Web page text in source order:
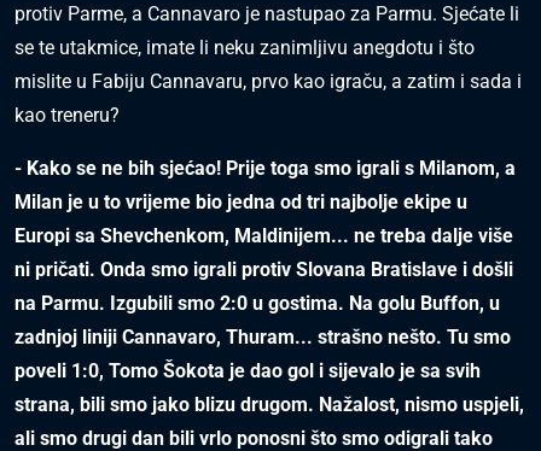
protiv Parme, a Cannavaro je nastupao za Parmu. Sjećate li
se te utakmice, imate li neku zanimljivu anegdotu i što
mislite u Fabiju Cannavaru, prvo kao igraču, a zatim i sada i
kao treneru?
- Kako se ne bih sjećao! Prije toga smo igrali s Milanom, a
Milan je u to vrijeme bio jedna od tri najbolje ekipe u
Europi sa Shevchenkom, Maldinijem... ne treba dalje više
ni pričati. Onda smo igrali protiv Slovana Bratislave i došli
na Parmu. Izgubili smo 2:0 u gostima. Na golu Buffon, u
zadnjoj liniji Cannavaro, Thuram... strašno nešto. Tu smo
poveli 1:0, Tomo Šokota je dao gol i sijevalo je sa svih
strana, bili smo jako blizu drugom. Nažalost, nismo uspjeli,
ali smo drugi dan bili vrlo ponosni što smo odigrali tako